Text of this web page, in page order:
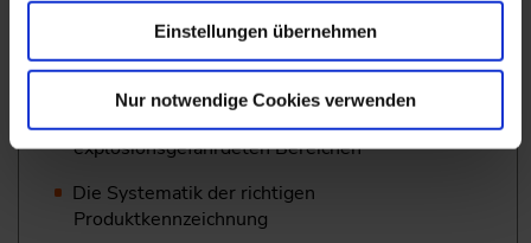
Einstellungen übernehmen
Nur notwendige Cookies verwenden
Kennzeichnung von Systemen, Geräten, Komponenten
und Maschinen
Wichtige Hinweise für Ihren Kunden zu den
Einsatzbedingungen und Eignung in
explosionsgefährdeten Bereichen
Die Systematik der richtigen
Produktkennzeichnung